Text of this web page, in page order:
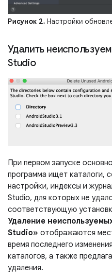
Рисунок 2. Настройки
Удалить
Studio
При первом запуске
программа ищет каталоги,
настройки, индексы и
Studio, для которых не
соответствующую
Удаление
Studio» отображаются
время последнего
каталогов, а также
удаления.